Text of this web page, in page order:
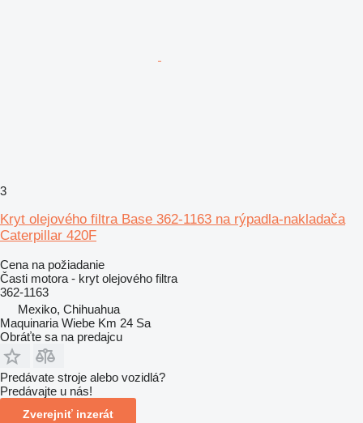
3
Kryt olejového filtra Base 362-1163 na rýpadla-nakladača
Caterpillar 420F
Cena na požiadanie
Časti motora - kryt olejového filtra
362-1163
Mexiko, Chihuahua
Maquinaria Wiebe Km 24 Sa
Obráťte sa na predajcu
Predávate stroje alebo vozidlá?
Predávajte u nás!
Zverejniť inzerát